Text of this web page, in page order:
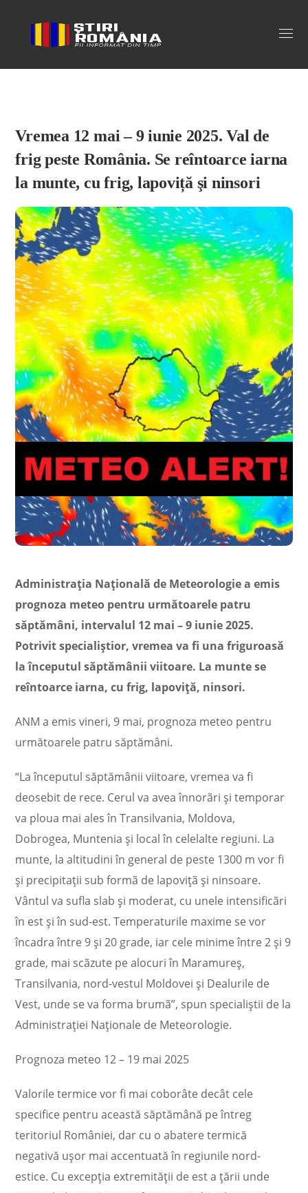
Stiri Romania
Vremea 12 mai – 9 iunie 2025. Val de
frig peste România. Se reîntoarce iarna
la munte, cu frig, lapoviță şi ninsori
Administrația Națională de Meteorologie a emis
prognoza meteo pentru următoarele patru
săptămâni, intervalul 12 mai – 9 iunie 2025.
Potrivit specialiștior, vremea va fi una friguroasă
la începutul săptămânii viitoare. La munte se
reîntoarce iarna, cu frig, lapoviță, ninsori.
ANM a emis vineri, 9 mai, prognoza meteo pentru
următoarele patru săptămâni.
“La începutul săptămânii viitoare, vremea va fi
deosebit de rece. Cerul va avea înnorãri şi temporar
va ploua mai ales în Transilvania, Moldova,
Dobrogea, Muntenia şi local în celelalte regiuni. La
munte, la altitudini în general de peste 1300 m vor fi
şi precipitaţii sub formã de lapoviţã şi ninsoare.
Vântul va sufla slab şi moderat, cu unele intensificãri
în est şi în sud-est. Temperaturile maxime se vor
încadra între 9 şi 20 grade, iar cele minime între 2 şi 9
grade, mai scãzute pe alocuri în Maramureş,
Transilvania, nord-vestul Moldovei şi Dealurile de
Vest, unde se va forma brumã”, spun specialiștii de la
Administraţiei Naţionale de Meteorologie.
Prognoza meteo 12 – 19 mai 2025
Valorile termice vor fi mai coborâte decât cele
specifice pentru această săptămână pe întreg
teritoriul României, dar cu o abatere termică
negativă ușor mai accentuată în regiunile nord-
estice. Cu excepția extremității de est a țării unde